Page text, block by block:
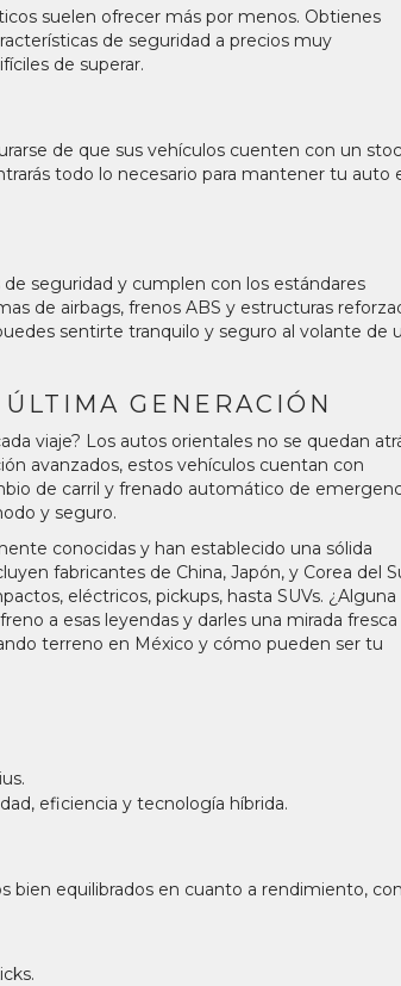
suelen ofrecer más por menos. Obtienes
de seguridad a precios muy
de superar.
de que sus vehículos cuenten con un
todo lo necesario para mantener tu auto
seguridad y cumplen con los estándares
de airbags, frenos ABS y estructuras
sentirte tranquilo y seguro al volante de
GENERACIÓN
viaje? Los autos orientales no se quedan
avanzados, estos vehículos cuentan con
de carril y frenado automático de
y seguro.
conocidas y han establecido una sólida
fabricantes de China, Japón, y Corea del
eléctricos, pickups, hasta SUVs. ¿Alguna
a esas leyendas y darles una mirada fresca
terreno en México y cómo pueden ser tu
eficiencia y tecnología híbrida.
bien equilibrados en cuanto a rendimiento,